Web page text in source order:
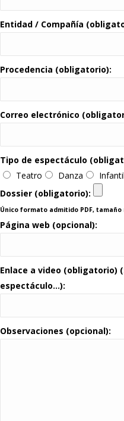
Entidad / Compañía
Procedencia (obligatorio):
Correo electrónico
Tipo de espectáculo
Teatro
Danza
Dossier (obligatorio):
Único formato admitido PDF, tamaño
Página web (opcional):
Enlace a video (obligatorio)
espectáculo…):
Observaciones (opcional):